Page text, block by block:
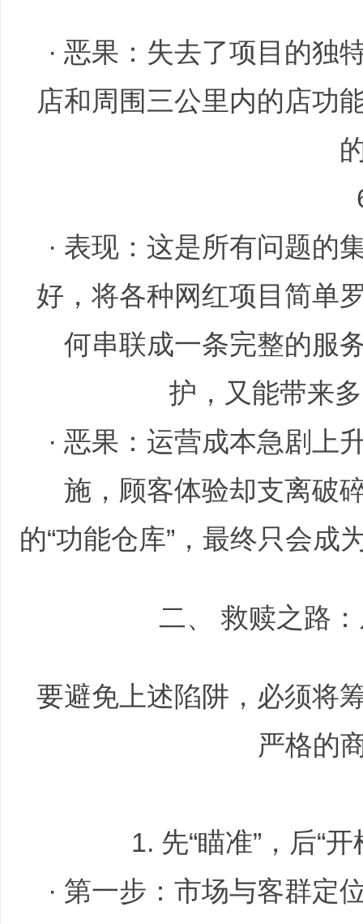
· 恶果：失去了项目的独
店和周围三公里内的店功
· 表现：这是所有问题的
好，将各种网红项目简单
何串联成一条完整的服
护，又能带来
· 恶果：运营成本急剧上
施，顾客体验却支离破
的“功能仓库”，最终只会成
二、 救赎之路：
要避免上述陷阱，必须将
严格的
1. 先“瞄准”，后“
· 第一步：市场与客群定